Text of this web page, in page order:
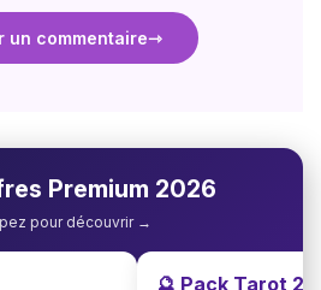
un commentaire
Premium 2026
pour découvrir →
🔮 Pack Tarot